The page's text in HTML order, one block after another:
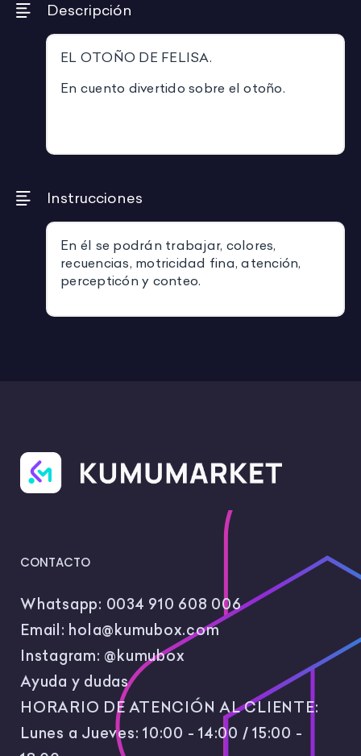
Descripción
EL OTOÑO DE FELISA.
En cuento divertido sobre el otoño.
Instrucciones
En él se podrán trabajar, colores,
recuencias, motricidad fina, atención,
percepticón y conteo.
CONTACTO
Whatsapp: 0034 910 608 006
Email: hola@kumubox.com
Instagram: @kumubox
Ayuda y dudas
HORARIO DE ATENCIÓN AL CLIENTE:
Lunes a Jueves: 10:00 - 14:00 / 15:00 -